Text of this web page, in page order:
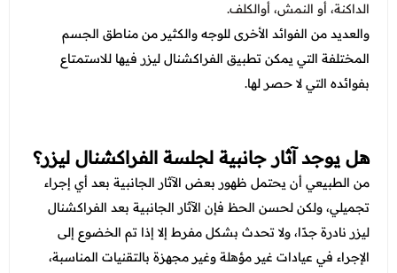
الداكنة، أو النمش، أوالكلف.
والعديد من الفوائد الأخرى للوجه والكثير من مناطق الجسم
المختلفة التي يمكن تطبيق الفراكشنال ليزر فيها للاستمتاع
بفوائده التي لا حصر لها.
هل يوجد آثار جانبية لجلسة الفراكشنال ليزر؟
من الطبيعي أن يحتمل ظهور بعض الآثار الجانبية بعد أي إجراء
تجميلي، ولكن لحسن الحظ فإن الآثار الجانبية بعد الفراكشنال
ليزر نادرة جدًا، ولا تحدث بشكل مفرط إلا إذا تم الخضوع إلى
الإجراء في عيادات غير مؤهلة وغير مجهزة بالتقنيات المناسبة،